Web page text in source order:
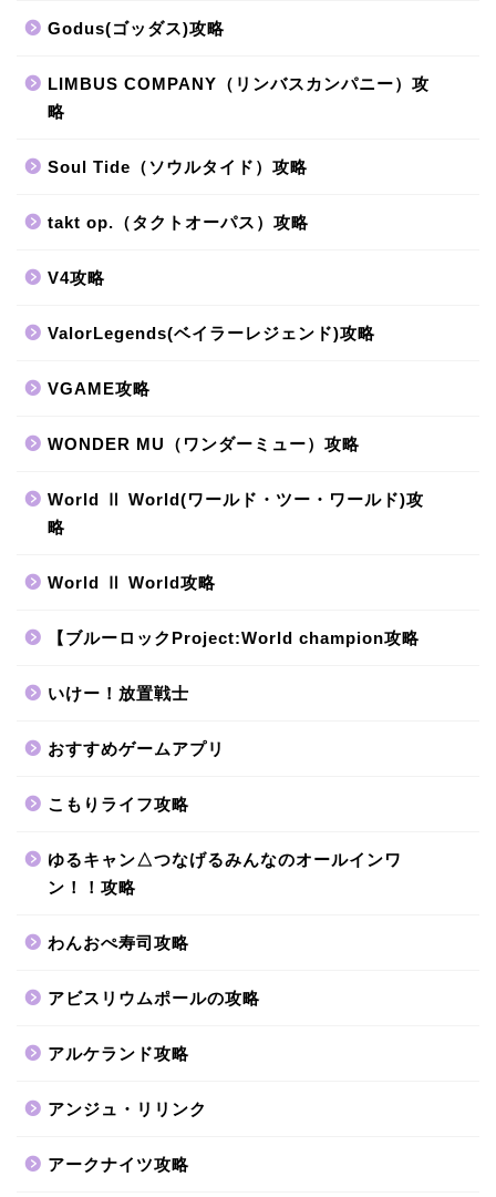
Godus(ゴッダス)攻略
LIMBUS COMPANY（リンバスカンパニー）攻
略
Soul Tide（ソウルタイド）攻略
takt op.（タクトオーパス）攻略
V4攻略
ValorLegends(ベイラーレジェンド)攻略
VGAME攻略
WONDER MU（ワンダーミュー）攻略
World Ⅱ World(ワールド・ツー・ワールド)攻
略
World Ⅱ World攻略
【ブルーロックProject:World champion攻略
いけー！放置戦士
おすすめゲームアプリ
こもりライフ攻略
ゆるキャン△つなげるみんなのオールインワ
ン！！攻略
わんおぺ寿司攻略
アビスリウムポールの攻略
アルケランド攻略
アンジュ・リリンク
アークナイツ攻略